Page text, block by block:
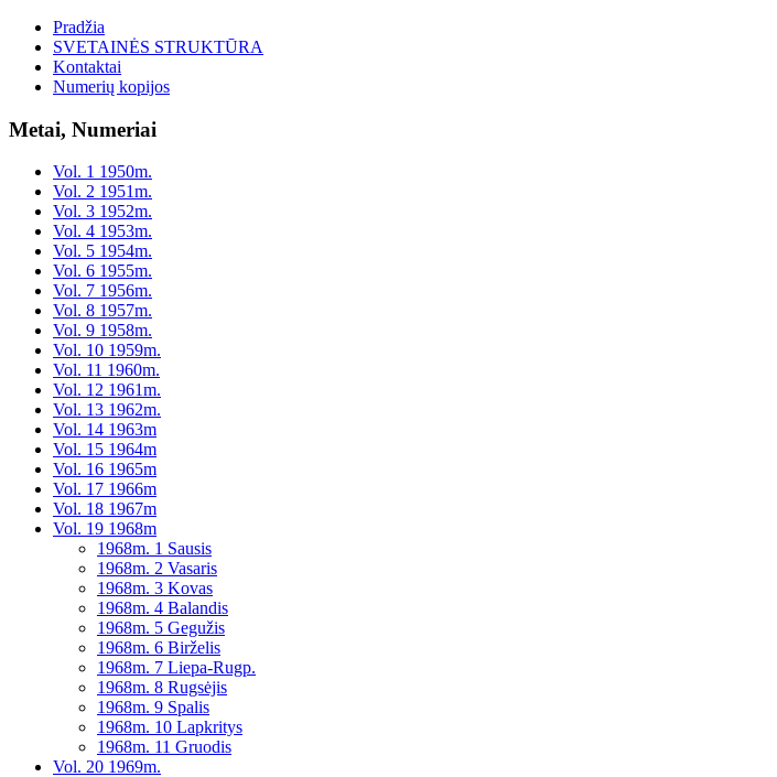
Pradžia
SVETAINĖS STRUKTŪRA
Kontaktai
Numerių kopijos
Metai, Numeriai
Vol. 1 1950m.
Vol. 2 1951m.
Vol. 3 1952m.
Vol. 4 1953m.
Vol. 5 1954m.
Vol. 6 1955m.
Vol. 7 1956m.
Vol. 8 1957m.
Vol. 9 1958m.
Vol. 10 1959m.
Vol. 11 1960m.
Vol. 12 1961m.
Vol. 13 1962m.
Vol. 14 1963m
Vol. 15 1964m
Vol. 16 1965m
Vol. 17 1966m
Vol. 18 1967m
Vol. 19 1968m
1968m. 1 Sausis
1968m. 2 Vasaris
1968m. 3 Kovas
1968m. 4 Balandis
1968m. 5 Gegužis
1968m. 6 Birželis
1968m. 7 Liepa-Rugp.
1968m. 8 Rugsėjis
1968m. 9 Spalis
1968m. 10 Lapkritys
1968m. 11 Gruodis
Vol. 20 1969m.